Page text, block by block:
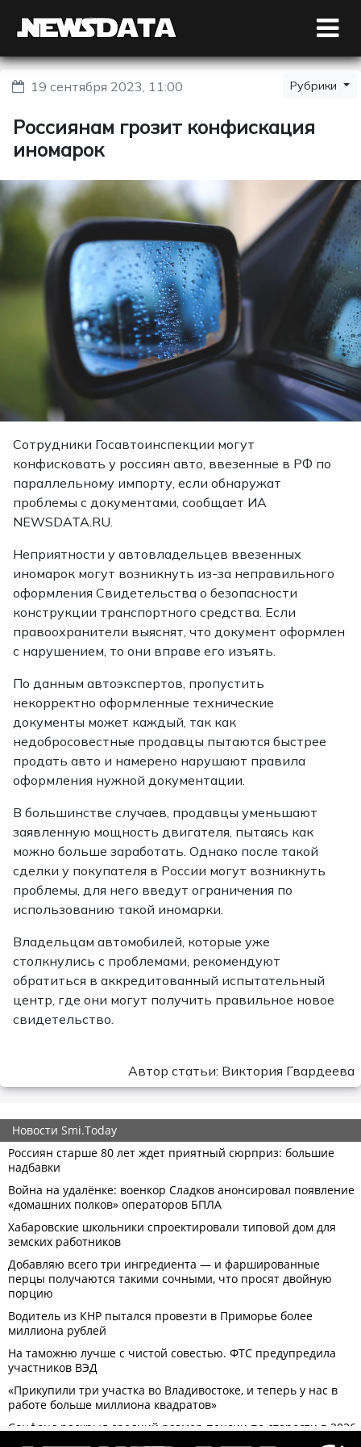
19 сентября 2023, 11:00 Рубрики
Россиянам грозит конфискация
иномарок
Сотрудники Госавтоинспекции могут
конфисковать у россиян авто, ввезенные в РФ по
параллельному импорту, если обнаружат
проблемы с документами, сообщает ИА
NEWSDATA.RU.
Неприятности у автовладельцев ввезенных
иномарок могут возникнуть из-за неправильного
оформления Свидетельства о безопасности
конструкции транспортного средства. Если
правоохранители выяснят, что документ оформлен
с нарушением, то они вправе его изъять.
По данным автоэкспертов, пропустить
некорректно оформленные технические
документы может каждый, так как
недобросовестные продавцы пытаются быстрее
продать авто и намерено нарушают правила
оформления нужной документации.
В большинстве случаев, продавцы уменьшают
заявленную мощность двигателя, пытаясь как
можно больше заработать. Однако после такой
сделки у покупателя в России могут возникнуть
проблемы, для него введут ограничения по
использованию такой иномарки.
Владельцам автомобилей, которые уже
столкнулись с проблемами, рекомендуют
обратиться в аккредитованный испытательный
центр, где они могут получить правильное новое
свидетельство.
Автор статьи: Виктория Гвардеева